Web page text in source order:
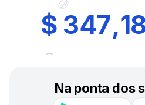
$ 347,1
Na ponta dos